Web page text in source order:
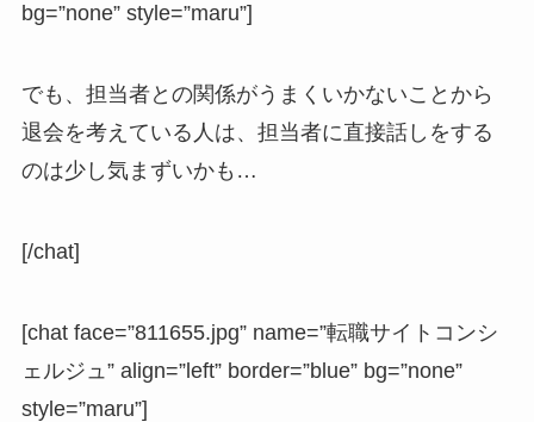
bg=”none” style=”maru”]
でも、担当者との関係がうまくいかないことから
退会を考えている人は、担当者に直接話しをする
のは少し気まずいかも…
[/chat]
[chat face=”811655.jpg” name=”転職サイトコンシ
ェルジュ” align=”left” border=”blue” bg=”none”
style=”maru”]